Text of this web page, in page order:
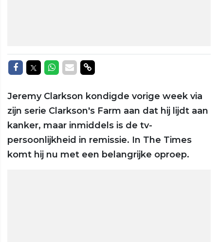
Delen op Facebook
Delen op Twitter
Delen op Whatsapp
Delen via Mail
Delen via link
Jeremy Clarkson kondigde vorige week via
zijn serie Clarkson's Farm aan dat hij lijdt aan
kanker, maar inmiddels is de tv-
persoonlijkheid in remissie. In The Times
komt hij nu met een belangrijke oproep.